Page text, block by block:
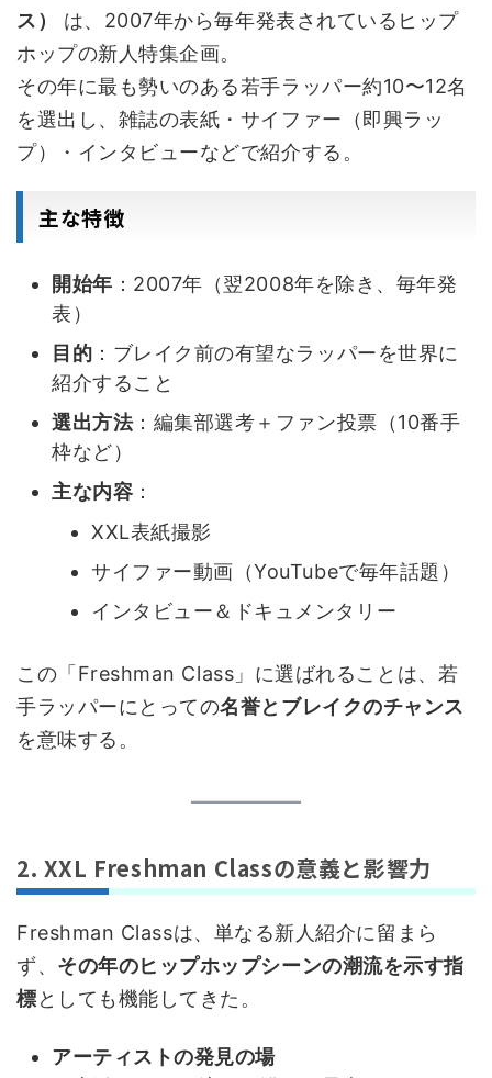
ス）
は、2007年から毎年発表されているヒップ
ホップの新人特集企画。
その年に最も勢いのある若手ラッパー約10〜12名
を選出し、雑誌の表紙・サイファー（即興ラッ
プ）・インタビューなどで紹介する。
主な特徴
開始年 ：2007年（翌2008年を除き、毎年発
表）
目的 ：ブレイク前の有望なラッパーを世界に
紹介すること
選出方法：編集部選考＋ファン投票（10番手
枠など）
主な内容 ：
XXL表紙撮影
サイファー動画（YouTubeで毎年話題）
インタビュー＆ドキュメンタリー
この「Freshman Class」に選ばれることは、若
手ラッパーにとっての名誉とブレイクのチャンス
を意味する。
2. XXL Freshman Classの意義と影響力
Freshman Classは、単なる新人紹介に留まら
ず、 その年のヒップホップシーンの潮流を示す指
標としても機能してきた。
アーティストの発見の場